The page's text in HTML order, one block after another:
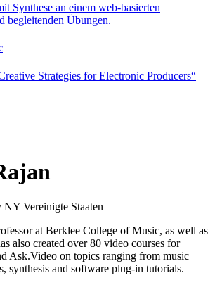
Synthese an einem web-basierten
begleitenden Übungen.
Strategies for Electronic Producers“
Vereinigte Staaten
at Berklee College of Music, as well as
also created over 80 video courses for
Ask.Video on topics ranging from music
synthesis and software plug-in tutorials.